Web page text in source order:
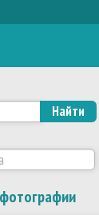
Найти